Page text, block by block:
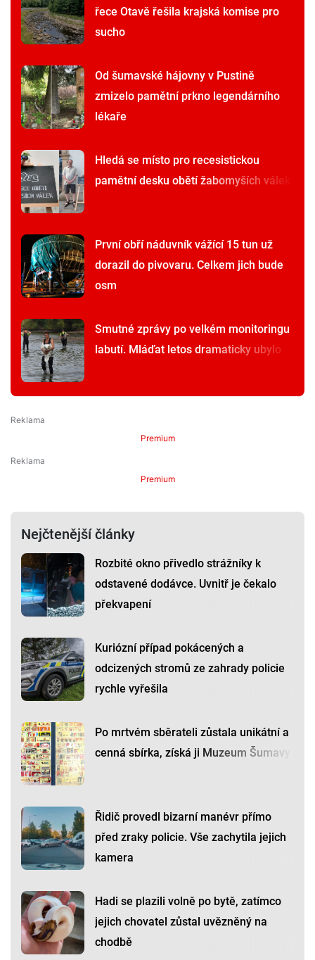
řece Otavě řešila krajská komise pro
sucho
Od šumavské hájovny v Pustině
zmizelo pamětní prkno legendárního
lékaře
Hledá se místo pro recesistickou
pamětní desku obětí žabomyších válek
První obří náduvník vážící 15 tun už
dorazil do pivovaru. Celkem jich bude
osm
Smutné zprávy po velkém monitoringu
labutí. Mláďat letos dramaticky ubylo
Premium
Premium
Nejčtenější články
Rozbité okno přivedlo strážníky k
odstavené dodávce. Uvnitř je čekalo
překvapení
Kuriózní případ pokácených a
odcizených stromů ze zahrady policie
rychle vyřešila
Po mrtvém sběrateli zůstala unikátní a
cenná sbírka, získá ji Muzeum Šumavy
Řidič provedl bizarní manévr přímo
před zraky policie. Vše zachytila jejich
kamera
Hadi se plazili volně po bytě, zatímco
jejich chovatel zůstal uvězněný na
chodbě